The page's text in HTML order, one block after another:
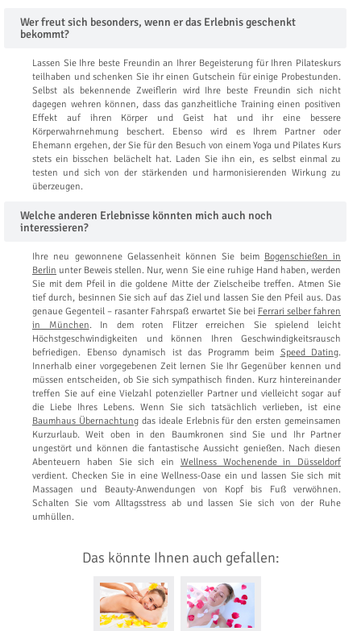
Wer freut sich besonders, wenn er das Erlebnis geschenkt
bekommt?
Lassen Sie Ihre beste Freundin an Ihrer Begeisterung für Ihren Pilateskurs
teilhaben und schenken Sie ihr einen Gutschein für einige Probestunden.
Selbst als bekennende Zweiflerin wird Ihre beste Freundin sich nicht
dagegen wehren können, dass das ganzheitliche Training einen positiven
Effekt auf ihren Körper und Geist hat und ihr eine bessere
Körperwahrnehmung beschert. Ebenso wird es Ihrem Partner oder
Ehemann ergehen, der Sie für den Besuch von einem Yoga und Pilates Kurs
stets ein bisschen belächelt hat. Laden Sie ihn ein, es selbst einmal zu
testen und sich von der stärkenden und harmonisierenden Wirkung zu
überzeugen.
Welche anderen Erlebnisse könnten mich auch noch
interessieren?
Ihre neu gewonnene Gelassenheit können Sie beim Bogenschießen in
Berlin unter Beweis stellen. Nur, wenn Sie eine ruhige Hand haben, werden
Sie mit dem Pfeil in die goldene Mitte der Zielscheibe treffen. Atmen Sie
tief durch, besinnen Sie sich auf das Ziel und lassen Sie den Pfeil aus. Das
genaue Gegenteil – rasanter Fahrspaß erwartet Sie bei Ferrari selber fahren
in München. In dem roten Flitzer erreichen Sie spielend leicht
Höchstgeschwindigkeiten und können Ihren Geschwindigkeitsrausch
befriedigen. Ebenso dynamisch ist das Programm beim Speed Dating.
Innerhalb einer vorgegebenen Zeit lernen Sie Ihr Gegenüber kennen und
müssen entscheiden, ob Sie sich sympathisch finden. Kurz hintereinander
treffen Sie auf eine Vielzahl potenzieller Partner und vielleicht sogar auf
die Liebe Ihres Lebens. Wenn Sie sich tatsächlich verlieben, ist eine
Baumhaus Übernachtungdas ideale Erlebnis für den ersten gemeinsamen
Kurzurlaub. Weit oben in den Baumkronen sind Sie und Ihr Partner
ungestört und können die fantastische Aussicht genießen. Nach diesen
Abenteuern haben Sie sich ein Wellness Wochenende in Düsseldorf
verdient. Checken Sie in eine Wellness-Oase ein und lassen Sie sich mit
Massagen und Beauty-Anwendungen von Kopf bis Fuß verwöhnen.
Schalten Sie vom Alltagsstress ab und lassen Sie sich von der Ruhe
umhüllen.
Das könnte Ihnen auch gefallen: